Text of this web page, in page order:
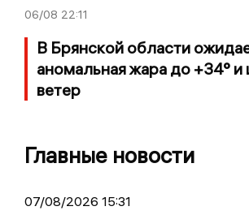
06/08 22:11
В Брянской области
аномальная жара до +34°
ветер
Главные новости
07/08/2026 15:31